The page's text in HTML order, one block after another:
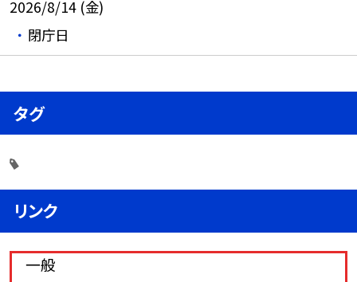
2026/8/14 (金)
閉庁日
タグ
リンク
一般